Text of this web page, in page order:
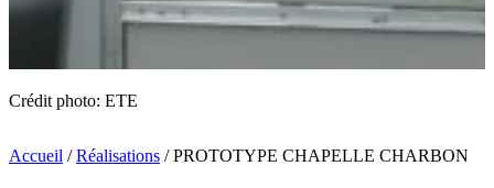
Crédit photo: ETE
Accueil /Réalisations /PROTOTYPE CHAPELLE CHARBON